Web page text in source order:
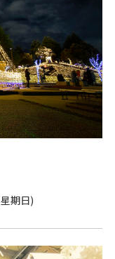
期日)